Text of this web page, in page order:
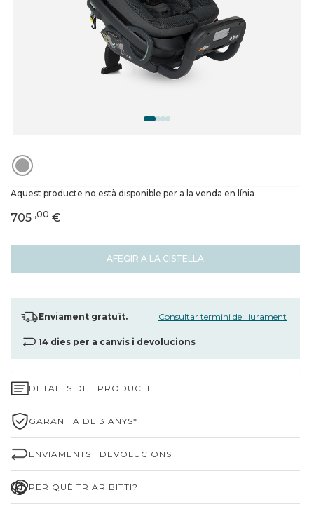
Aquest producte no està disponible per a la venda en línia
AFEGIR A LA CISTELLA
705 ,00 €
Enviament gratuït. Consultar termini de lliurament
14 dies per a canvis i devolucions
DETALLS DEL PRODUCTE
GARANTIA DE 3 ANYS*
ENVIAMENTS I DEVOLUCIONS
PER QUÈ TRIAR BITTI?